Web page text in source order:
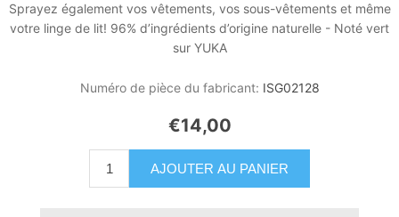
Sprayez également vos vêtements, vos sous-vêtements et même
votre linge de lit! 96% d’ingrédients d’origine naturelle - Noté vert
sur YUKA
Numéro de pièce du fabricant: ISG02128
€14,00
AJOUTER AU PANIER